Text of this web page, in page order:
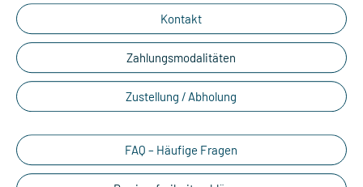
Kontakt
Zahlungsmodalitäten
Zustellung / Abholung
FAQ – Häufige Fragen